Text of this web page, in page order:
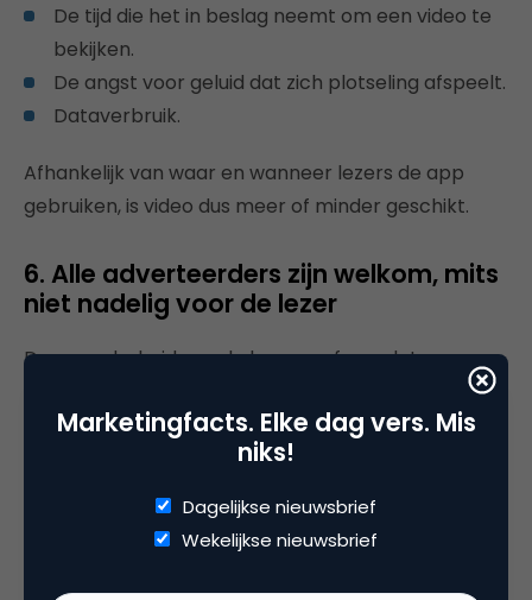
De tijd die het in beslag neemt om een video te
bekijken.
De angst voor geluid dat zich plotseling afspeelt.
Dataverbruik.
Afhankelijk van waar en wanneer lezers de app
gebruiken, is video dus meer of minder geschikt.
6. Alle adverteerders zijn welkom, mits
niet nadelig voor de lezer
De meerderheid van de lezers gaf aan dat ze open
staan voor content alle adverteerders. Wel kwam
regelmatig weer het belang van relevantie en
informatie terug. Een aantal lezers gaf aan het
‘betrouwbaar is’, maar hun definitie van
betrouwbaarheid verschilde sterk. Ook noemde
een aantal lezers geen gesponsorde content van
Marketingfacts. Elke dag vers. Mis
niks!
Dagelijkse nieuwsbrief
Wekelijkse nieuwsbrief